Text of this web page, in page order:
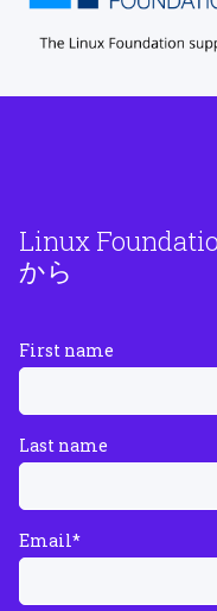
Linux
から
First name
Last name
Email*